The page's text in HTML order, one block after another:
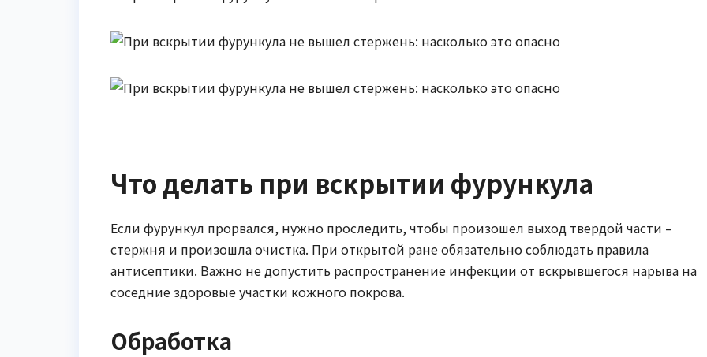
Что делать при вскрытии фурункула
Если фурункул прорвался, нужно проследить, чтобы произошел выход твердой части –
стержня и произошла очистка. При открытой ране обязательно соблюдать правила
антисептики. Важно не допустить распространение инфекции от вскрывшегося нарыва на
соседние здоровые участки кожного покрова.
Обработка